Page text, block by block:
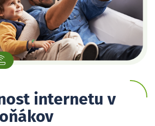
internetu v